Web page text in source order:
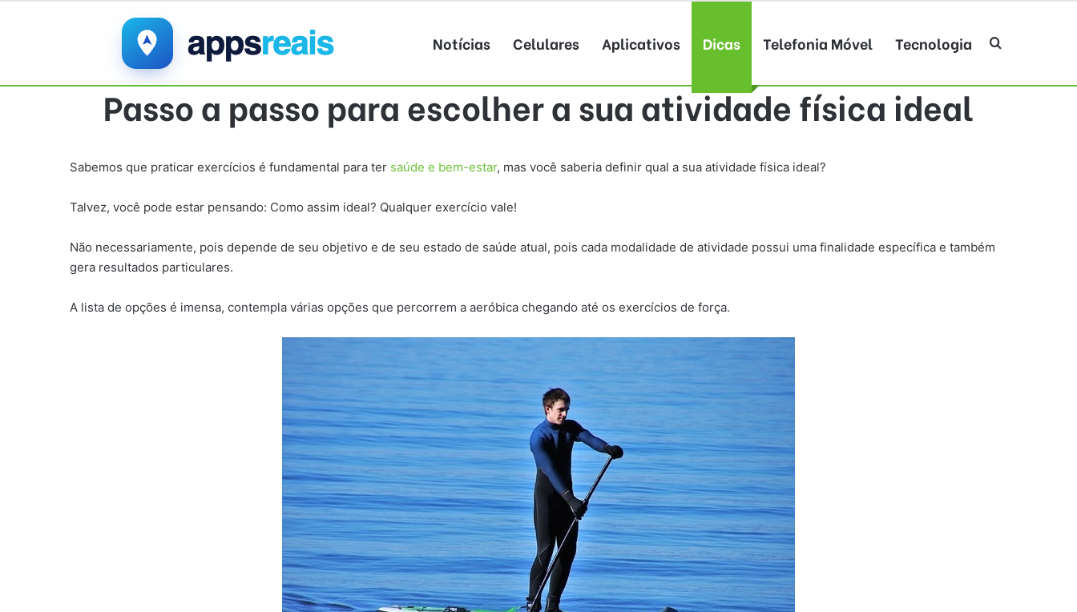
Notícias Celulares Aplicativos Dicas Telefonia Móvel Tecnologia Procurar por
Passo a passo para escolher a sua atividade física ideal
Sabemos que praticar exercícios é fundamental para ter saúde e bem-estar, mas você saberia definir qual a sua atividade física ideal?
Talvez, você pode estar pensando: Como assim ideal? Qualquer exercício vale!
Não necessariamente, pois depende de seu objetivo e de seu estado de saúde atual, pois cada modalidade de atividade possui uma finalidade específica e também
gera resultados particulares.
A lista de opções é imensa, contempla várias opções que percorrem a aeróbica chegando até os exercícios de força.